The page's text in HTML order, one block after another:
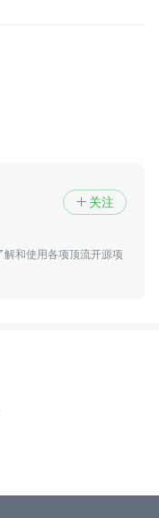
 关注
和使用各项顶流开源项